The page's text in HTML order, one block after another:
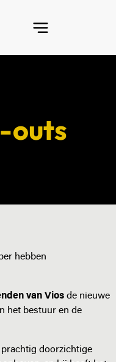
outs
hebben
van Vios de nieuwe
het bestuur en de
prachtig doorzichtige